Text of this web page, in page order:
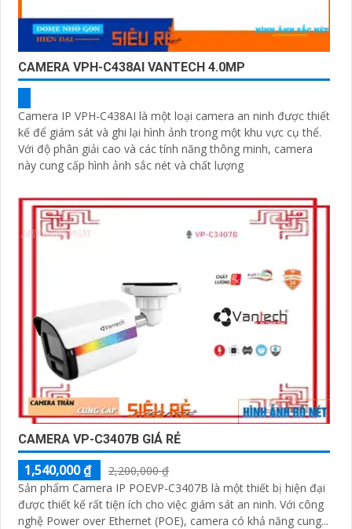
CAMERA VPH-C438AI VANTECH 4.0MP
Camera IP VPH-C438AI là một loại camera an ninh được thiết
kế để giám sát và ghi lại hình ảnh trong một khu vực cụ thể.
Với độ phân giải cao và các tính năng thông minh, camera
này cung cấp hình ảnh sắc nét và chất lượng
CAMERA VP-C3407B GIÁ RẺ
1,540,000 ₫
2,200,000 ₫
Sản phẩm Camera IP POEVP-C3407B là một thiết bị hiện đại
được thiết kế rất tiện ích cho việc giám sát an ninh. Với công
nghệ Power over Ethernet (POE), camera có khả năng cung...